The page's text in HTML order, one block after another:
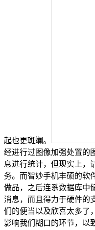
起也更斑斓。
经进行过图像加强处置的
息进行统计，但现实上，
务。而智妙手机丰硕的软
做品，之后连系数据库中
消息，而且得力于硬件的
们的便当以及欣喜太多了
影响我们糊口的环节，以